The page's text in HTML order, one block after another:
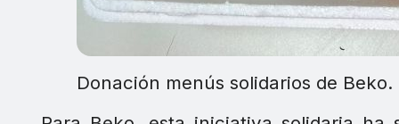
Donación menús solidarios de Beko.